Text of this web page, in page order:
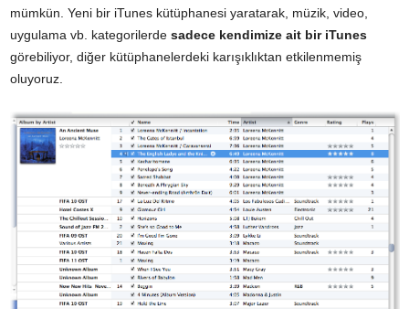
mümkün. Yeni bir iTunes kütüphanesi yaratarak, müzik, video,
uygulama vb. kategorilerde sadece kendimize ait bir iTunes
görebiliyor, diğer kütüphanelerdeki karışıklıktan etkilenmemiş
oluyoruz.